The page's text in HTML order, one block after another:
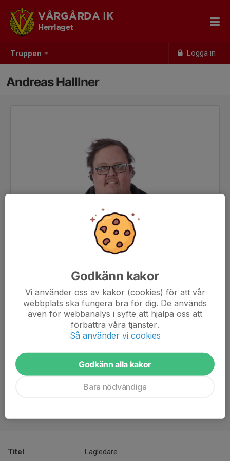
Truppen Logga in
VÅRGÅRDA IK
Herrlaget
Andreas Halllner
Titel Lagledare
Godkänn kakor
Vi använder oss av kakor (cookies) för att vår
webbplats ska fungera bra för dig. De används
även för webbanalys i syfte att hjälpa oss att
förbättra våra tjänster.
Så använder vi cookies
Godkänn alla kakor
Bara nödvändiga